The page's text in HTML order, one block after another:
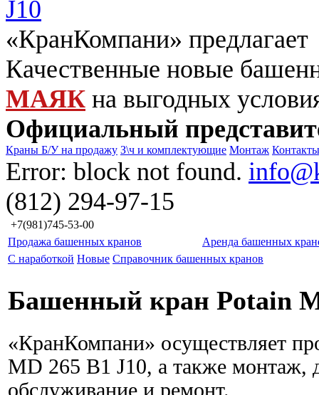
«КранКомпани» предлагает
Качественные новые
МАЯК на выгодных
Официальный
Краны Б/У на продажу З\ч и комплектующие Монтаж Контакты
Error: block not found.
(812) 294-97-15
+7(981)745-53-00
Продажа башенных кранов
Аренда башенных
С наработкой Новые Справочник башенных кранов
Башенный кран Potain
«КранКомпани» осуществляет
MD 265 B1 J10, а также монтаж,
обслуживание и ремонт.